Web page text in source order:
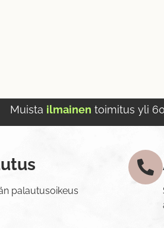
Muista ilmainen toimitus yli
palautusoikeus